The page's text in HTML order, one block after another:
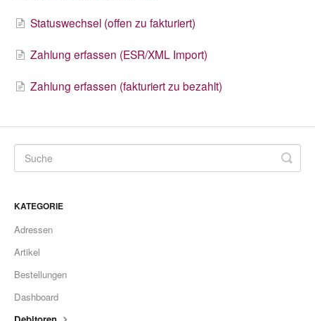
Statuswechsel (offen zu fakturiert)
Zahlung erfassen (ESR/XML Import)
Zahlung erfassen (fakturiert zu bezahlt)
KATEGORIE
Adressen
Artikel
Bestellungen
Dashboard